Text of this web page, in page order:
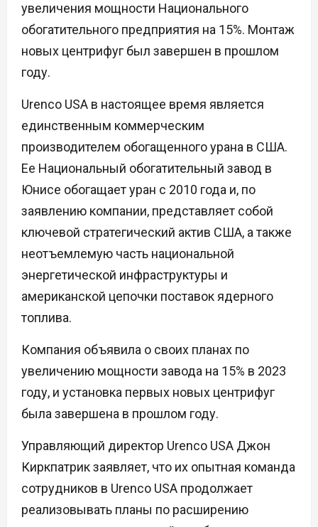
увеличения мощности Национального
обогатительного предприятия на 15%. Монтаж
новых центрифуг был завершен в прошлом
году.
Urenco USA в настоящее время является
единственным коммерческим
производителем обогащенного урана в США.
Ее Национальный обогатительный завод в
Юнисе обогащает уран с 2010 года и, по
заявлению компании, представляет собой
ключевой стратегический актив США, а также
неотъемлемую часть национальной
энергетической инфраструктуры и
американской цепочки поставок ядерного
топлива.
Компания объявила о своих планах по
увеличению мощности завода на 15% в 2023
году, и установка первых новых центрифуг
была завершена в прошлом году.
Управляющий директор Urenco USA Джон
Киркпатрик заявляет, что их опытная команда
сотрудников в Urenco USA продолжает
реализовывать планы по расширению